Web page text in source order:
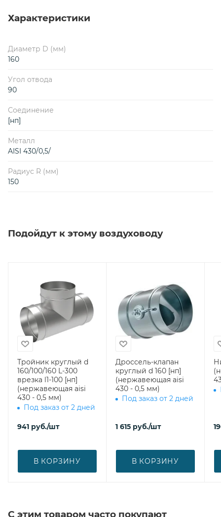
Характеристики
Диаметр D (мм)
160
Угол отвода
90
Соединение
[нп]
Металл
AISI 430/0,5/
Радиус R (мм)
150
Подойдут к этому воздуховоду
Тройник круглый d
160/100/160 L-300
врезка l1-100 [нп]
(нержавеющая aisi
430 - 0,5 мм)
Под заказ от 2 дней
941 руб./шт
В КОРЗИНУ
Дроссель-клапан
круглый d 160 [нп]
(нержавеющая aisi
430 - 0,5 мм)
Под заказ от 2 дней
1 615 руб./шт
В КОРЗИНУ
С этим товаром часто покупают